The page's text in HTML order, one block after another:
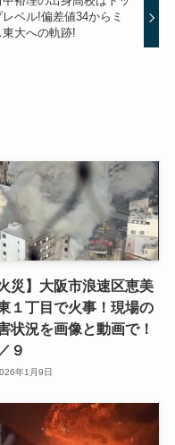
レベル!偏差値34からミ
東大への軌跡!
火災】大阪市浪速区恵美
１丁目で火事！現場の
状況を画像と動画で！
９
年1月9日